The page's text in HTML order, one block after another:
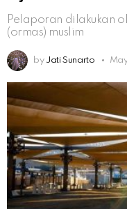
Pelaporan dilakukan
(ormas) muslim
by Jati Sunarto